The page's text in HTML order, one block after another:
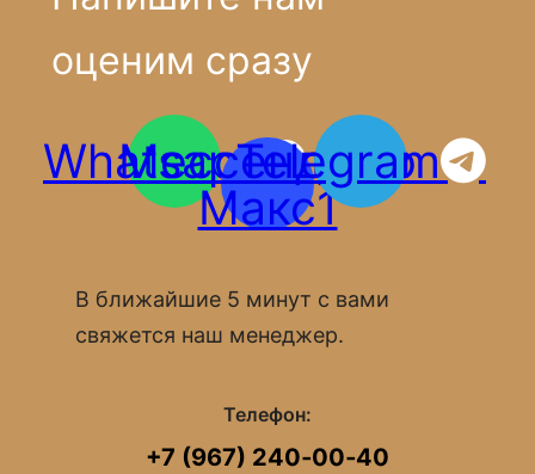
оценим сразу
Whatsapp
Мессенджер
Макс1
Telegram
В ближайшие 5 минут с вами
свяжется наш менеджер.
Телефон:
+7 (967) 240‑00‑40